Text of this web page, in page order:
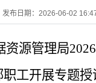
发布日期：2026-06-02
资源管理局
工开展专题